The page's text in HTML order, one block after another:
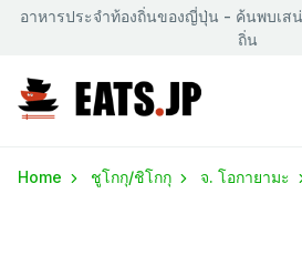
อาหารประจำท้องถิ่นของญี่ปุ่น - ค้นพบเส
ถิ่น
Home ชูโกกุ/ชิโกกุ จ. โอกายามะ